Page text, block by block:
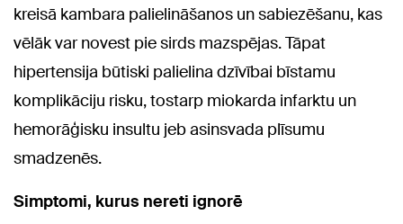
kreisā kambara palielināšanos un sabiezēšanu, kas
vēlāk var novest pie sirds mazspējas. Tāpat
hipertensija būtiski palielina dzīvībai bīstamu
komplikāciju risku, tostarp miokarda infarktu un
hemorāģisku insultu jeb asinsvada plīsumu
smadzenēs.
Simptomi, kurus nereti ignorē